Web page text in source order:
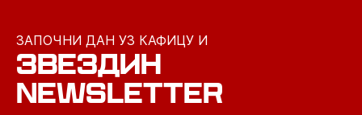
ЗАПОЧНИ ДАН УЗ КАФИЦУ И
ЗВЕЗДИН
NEWSLETTER